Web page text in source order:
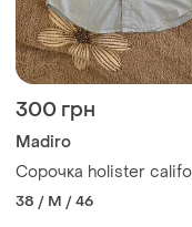
300 грн
Madiro
Сорочка holister
38 / M / 46